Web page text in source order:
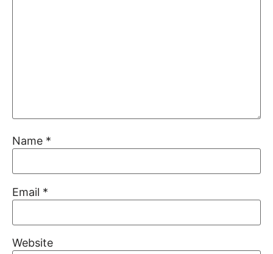
Name *
Email *
Website